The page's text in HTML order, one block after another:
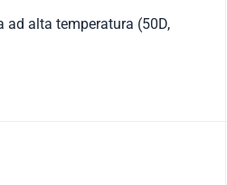
ad alta temperatura (50D,